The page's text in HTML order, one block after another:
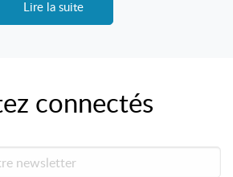
Lire la suite
connectés